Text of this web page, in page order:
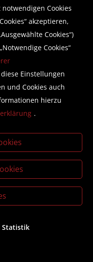
Cookies
akzeptieren,
Cookies“)
Cookies“
Einstellungen
und Cookies auch
hierzu
.
Statistik